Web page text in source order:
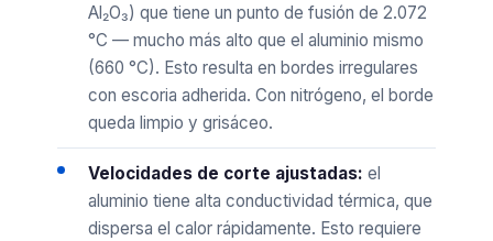
Al₂O₃) que tiene un punto de fusión de 2.072
°C — mucho más alto que el aluminio mismo
(660 °C). Esto resulta en bordes irregulares
con escoria adherida. Con nitrógeno, el borde
queda limpio y grisáceo.
Velocidades de corte ajustadas: el
aluminio tiene alta conductividad térmica, que
dispersa el calor rápidamente. Esto requiere